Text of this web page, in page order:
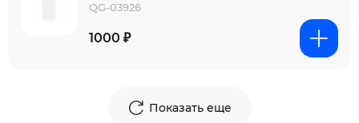
QG-03926
1000 ₽
Показать еще